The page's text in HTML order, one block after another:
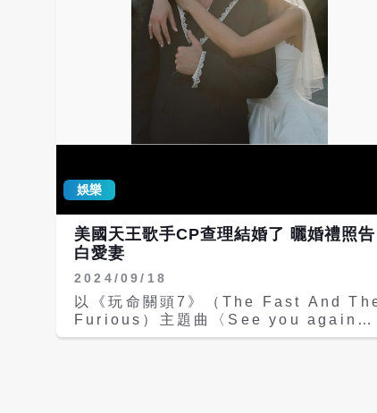
娛樂
美國天王歌手CP查理結婚了 曬婚禮照告
白愛妻
2024/09/18
以《玩命關頭7》（The Fast And
Furious）主題曲〈See you again〉
等熱門歌曲風靡全球的美國天王級歌手